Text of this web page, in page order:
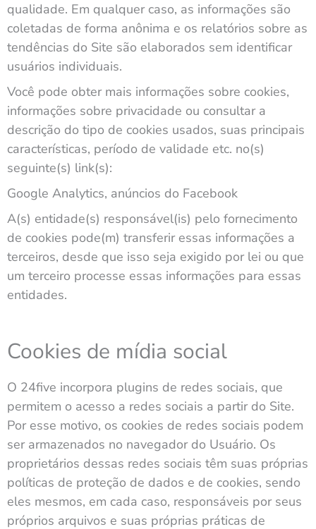
qualidade. Em qualquer caso, as informações são
coletadas de forma anônima e os relatórios sobre as
tendências do Site são elaborados sem identificar
usuários individuais.
Você pode obter mais informações sobre cookies,
informações sobre privacidade ou consultar a
descrição do tipo de cookies usados, suas principais
características, período de validade etc. no(s)
seguinte(s) link(s):
Google Analytics, anúncios do Facebook
A(s) entidade(s) responsável(is) pelo fornecimento
de cookies pode(m) transferir essas informações a
terceiros, desde que isso seja exigido por lei ou que
um terceiro processe essas informações para essas
entidades.
Cookies de mídia social
O 24five incorpora plugins de redes sociais, que
permitem o acesso a redes sociais a partir do Site.
Por esse motivo, os cookies de redes sociais podem
ser armazenados no navegador do Usuário. Os
proprietários dessas redes sociais têm suas próprias
políticas de proteção de dados e de cookies, sendo
eles mesmos, em cada caso, responsáveis por seus
próprios arquivos e suas próprias práticas de